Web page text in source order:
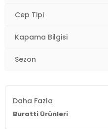
Cep Tipi
Kapama Bilgisi
Sezon
Daha Fazla
Buratti Ürünleri